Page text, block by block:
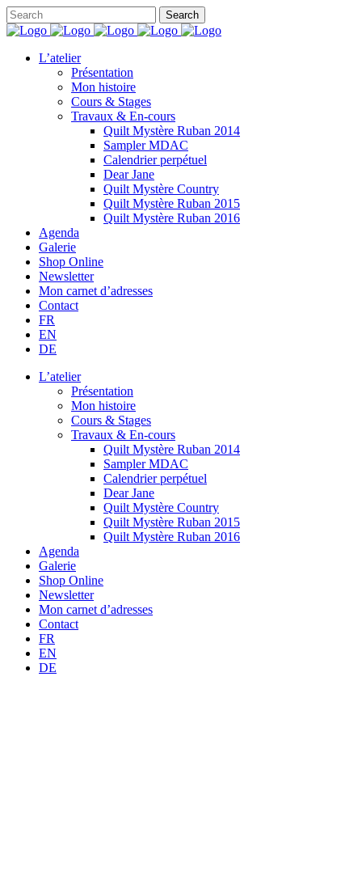
L’atelier
Présentation
Mon histoire
Cours & Stages
Travaux & En-cours
Quilt Mystère Ruban 2014
Sampler MDAC
Calendrier perpétuel
Dear Jane
Quilt Mystère Country
Quilt Mystère Ruban 2015
Quilt Mystère Ruban 2016
Agenda
Galerie
Shop Online
Newsletter
Mon carnet d’adresses
Contact
FR
EN
DE
L’atelier
Présentation
Mon histoire
Cours & Stages
Travaux & En-cours
Quilt Mystère Ruban 2014
Sampler MDAC
Calendrier perpétuel
Dear Jane
Quilt Mystère Country
Quilt Mystère Ruban 2015
Quilt Mystère Ruban 2016
Agenda
Galerie
Shop Online
Newsletter
Mon carnet d’adresses
Contact
FR
EN
DE